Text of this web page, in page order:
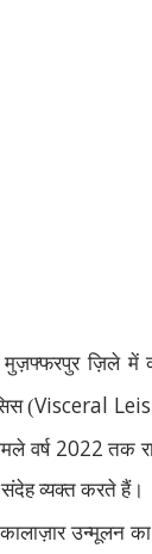
मुज़फ्फरपुर ज़िले में
(Visceral
वर्ष 2022 तक
संदेह व्यक्त करते हैं।
उन्मूलन का